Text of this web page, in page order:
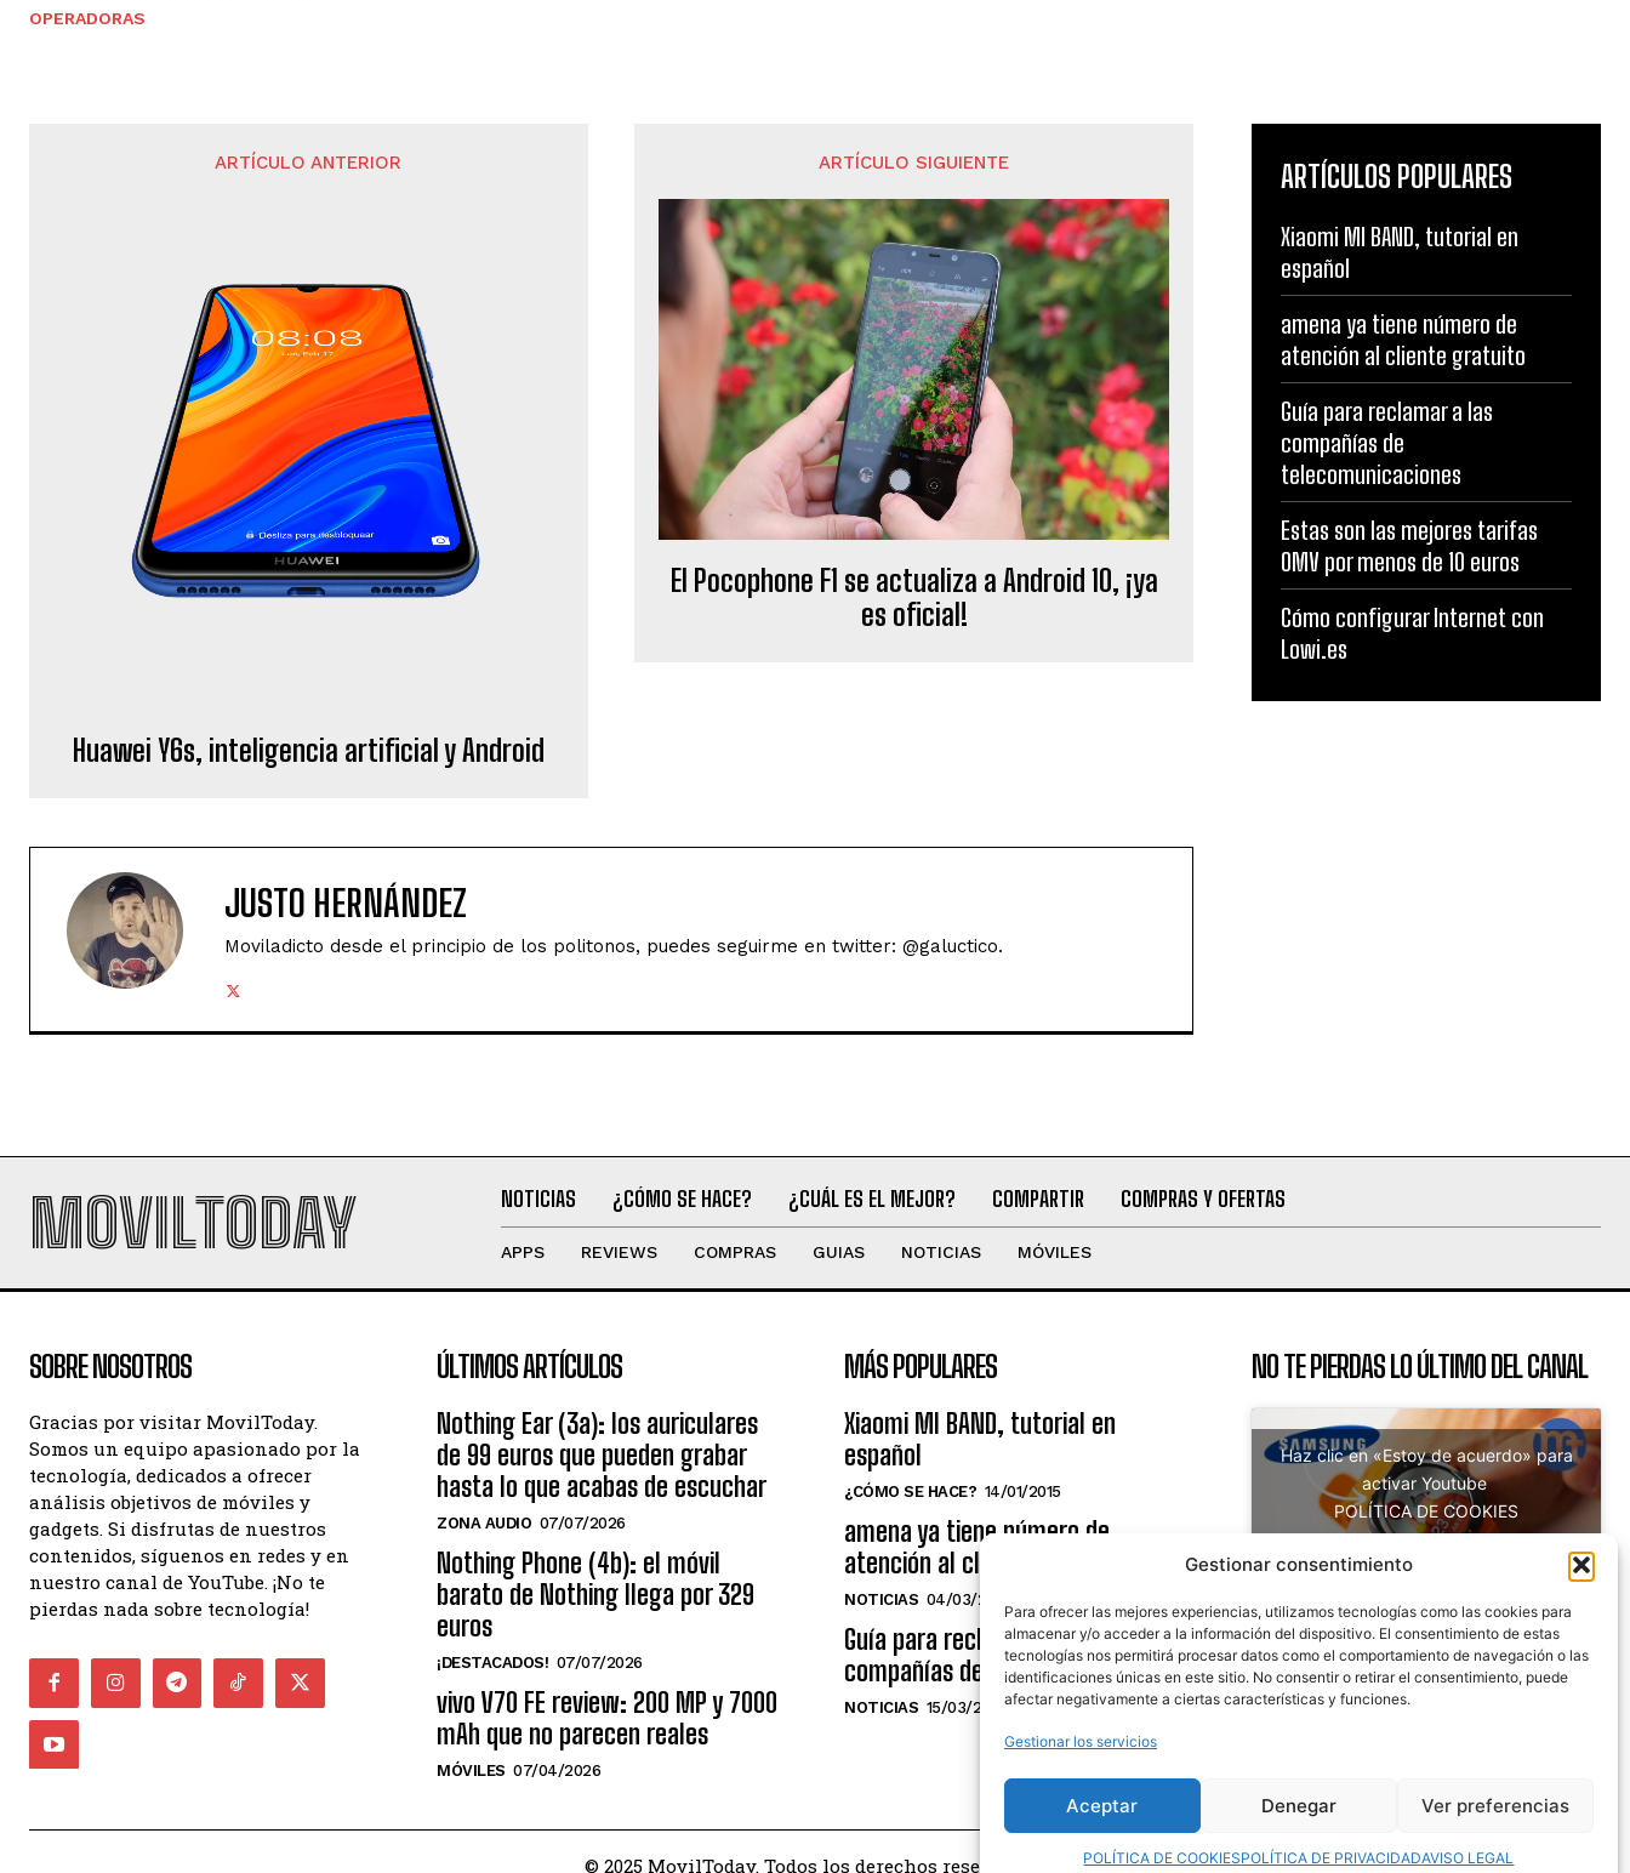
Gestionar consentimiento
Para ofrecer las mejores experiencias, utilizamos tecnologías como las cookies para
almacenar y/o acceder a la información del dispositivo. El consentimiento de estas
tecnologías nos permitirá procesar datos como el comportamiento de navegación o las
identificaciones únicas en este sitio. No consentir o retirar el consentimiento, puede
afectar negativamente a ciertas características y funciones.
Gestionar los servicios
Aceptar Denegar Ver preferencias
POLÍTICA DE COOKIESPOLÍTICA DE PRIVACIDADAVISO LEGAL
OPERADORAS
ARTÍCULO ANTERIOR
Huawei Y6s, inteligencia artificial y Android
ARTÍCULO SIGUIENTE
El Pocophone F1 se actualiza a Android 10, ¡ya
es oficial!
JUSTO HERNÁNDEZ
Moviladicto desde el principio de los politonos, puedes seguirme en twitter: @galuctico.
ARTÍCULOS POPULARES
Xiaomi MI BAND, tutorial en
español
amena ya tiene número de
atención al cliente gratuito
Guía para reclamar a las
compañías de
telecomunicaciones
Estas son las mejores tarifas
OMV por menos de 10 euros
Cómo configurar Internet con
Lowi.es
MOVILTODAY NOTICIAS ¿CÓMO SE HACE? ¿CUÁL ES EL MEJOR? COMPARTIR COMPRAS Y OFERTAS
APPS REVIEWS COMPRAS GUIAS NOTICIAS MÓVILES
SOBRE NOSOTROS
Gracias por visitar MovilToday.
Somos un equipo apasionado por la
tecnología, dedicados a ofrecer
análisis objetivos de móviles y
gadgets. Si disfrutas de nuestros
contenidos, síguenos en redes y en
nuestro canal de YouTube. ¡No te
pierdas nada sobre tecnología!
ÚLTIMOS ARTÍCULOS
Nothing Ear (3a): los auriculares
de 99 euros que pueden grabar
hasta lo que acabas de escuchar
ZONA AUDIO 07/07/2026
Nothing Phone (4b): el móvil
barato de Nothing llega por 329
euros
¡DESTACADOS! 07/07/2026
vivo V70 FE review: 200 MP y 7000
mAh que no parecen reales
MÓVILES 07/04/2026
MÁS POPULARES
Xiaomi MI BAND, tutorial en
español
¿CÓMO SE HACE? 14/01/2015
amena ya tiene número de
atención al cliente gratuito
NOTICIAS 04/03/2014
Guía para reclamar a las
compañías de telecomunicaciones
NOTICIAS 15/03/2009
NO TE PIERDAS LO ÚLTIMO DEL CANAL
Haz clic en «Estoy de acuerdo» para
activar Youtube
POLÍTICA DE COOKIES
Estoy de acuerdo
© 2025 MovilToday. Todos los derechos reservados.